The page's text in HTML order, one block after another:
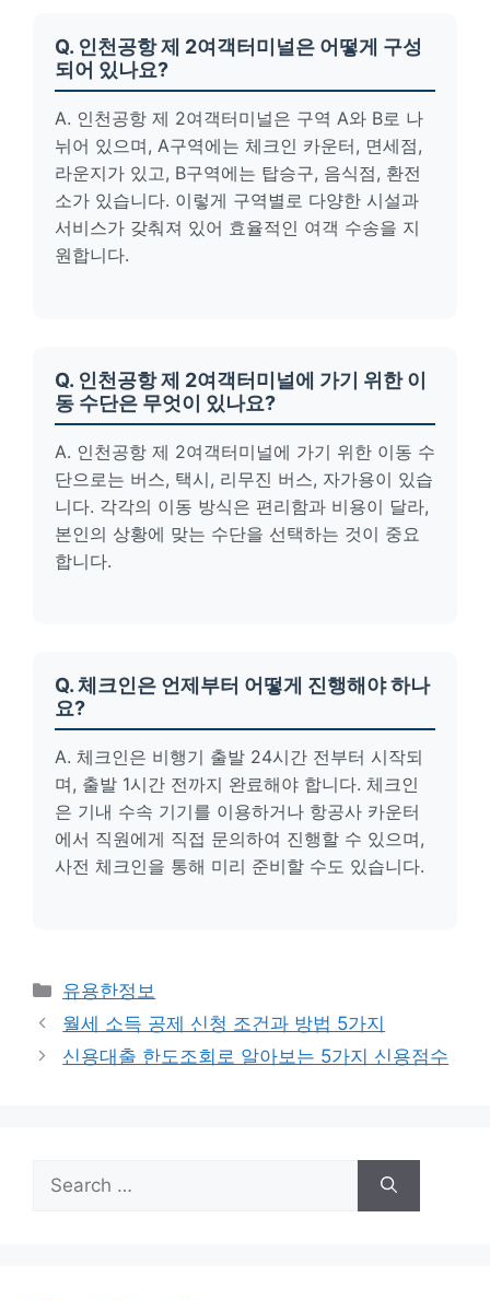
Q. 인천공항 제 2여객터미널은 어떻게 구성
되어 있나요?
A. 인천공항 제 2여객터미널은 구역 A와 B로 나
뉘어 있으며, A구역에는 체크인 카운터, 면세점,
라운지가 있고, B구역에는 탑승구, 음식점, 환전
소가 있습니다. 이렇게 구역별로 다양한 시설과
서비스가 갖춰져 있어 효율적인 여객 수송을 지
원합니다.
Q. 인천공항 제 2여객터미널에 가기 위한 이
동 수단은 무엇이 있나요?
A. 인천공항 제 2여객터미널에 가기 위한 이동 수
단으로는 버스, 택시, 리무진 버스, 자가용이 있습
니다. 각각의 이동 방식은 편리함과 비용이 달라,
본인의 상황에 맞는 수단을 선택하는 것이 중요
합니다.
Q. 체크인은 언제부터 어떻게 진행해야 하나
요?
A. 체크인은 비행기 출발 24시간 전부터 시작되
며, 출발 1시간 전까지 완료해야 합니다. 체크인
은 기내 수속 기기를 이용하거나 항공사 카운터
에서 직원에게 직접 문의하여 진행할 수 있으며,
사전 체크인을 통해 미리 준비할 수도 있습니다.
Categories
유용한정보
월세 소득 공제 신청 조건과 방법 5가지
신용대출 한도조회로 알아보는 5가지 신용점수
for: